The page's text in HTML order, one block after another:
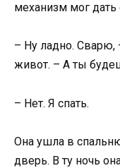
механизм мог дать
– Ну ладно. Сварю,
живот. – А ты
– Нет. Я спать.
Она ушла в
дверь. В ту ночь